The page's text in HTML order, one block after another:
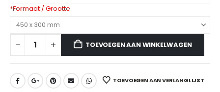
*Formaat / Grootte
TOEVOEGEN AAN WINKELWAGEN
TOEVOEGEN AAN VERLANGLIJST